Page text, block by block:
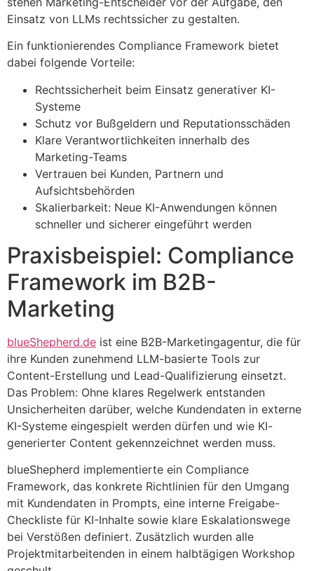
Einsatz von LLMs rechtssicher zu gestalten.
Ein funktionierendes Compliance Framework bietet
dabei folgende Vorteile:
Rechtssicherheit beim Einsatz generativer KI-
Systeme
Schutz vor Bußgeldern und Reputationsschäden
Klare Verantwortlichkeiten innerhalb des
Marketing-Teams
Vertrauen bei Kunden, Partnern und
Aufsichtsbehörden
Skalierbarkeit: Neue KI-Anwendungen können
schneller und sicherer eingeführt werden
Praxisbeispiel: Compliance
Framework im B2B-
Marketing
blueShepherd.de ist eine B2B-Marketingagentur, die für
ihre Kunden zunehmend LLM-basierte Tools zur
Content-Erstellung und Lead-Qualifizierung einsetzt.
Das Problem: Ohne klares Regelwerk entstanden
Unsicherheiten darüber, welche Kundendaten in externe
KI-Systeme eingespielt werden dürfen und wie KI-
generierter Content gekennzeichnet werden muss.
blueShepherd implementierte ein Compliance
Framework, das konkrete Richtlinien für den Umgang
mit Kundendaten in Prompts, eine interne Freigabe-
Checkliste für KI-Inhalte sowie klare Eskalationswege
bei Verstößen definiert. Zusätzlich wurden alle
Projektmitarbeitenden in einem halbtägigen Workshop